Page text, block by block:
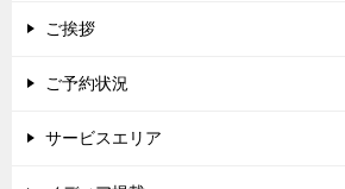
シ
ご挨拶
ご予約状況
サービスエリア